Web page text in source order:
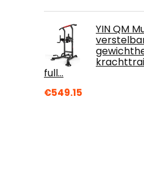
YIN QM
full…
€549.15